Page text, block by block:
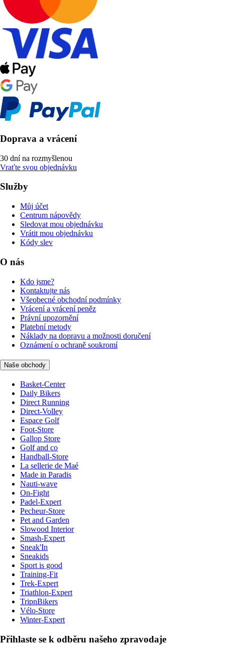
Doprava a vrácení
30 dní na rozmyšlenou
Vraťte svou objednávku
Služby
Můj účet
Centrum nápovědy
Sledovat mou objednávku
Vrátit mou objednávku
Kódy slev
O nás
Kdo jsme?
Kontaktujte nás
Všeobecné obchodní podmínky
Vrácení a vrácení peněz
Právní upozornění
Platební metody
Náklady na dopravu a možnosti doručení
Oznámení o ochraně soukromí
Naše obchody
Basket-Center
Daily Bikers
Direct Running
Direct-Volley
Espace Golf
Foot-Store
Gallop Store
Golf and co
Handball-Store
La sellerie de Maé
Made in Paradis
Nauti-wave
On-Fight
Padel-Expert
Pecheur-Store
Pet and Garden
Slowood Interior
Smash-Expert
Sneak'In
Sneakids
Sport is good
Training-Fit
Trek-Expert
Triathlon-Expert
TripnBikers
Vélo-Store
Winter-Expert
Přihlaste se k odběru našeho zpravodaje